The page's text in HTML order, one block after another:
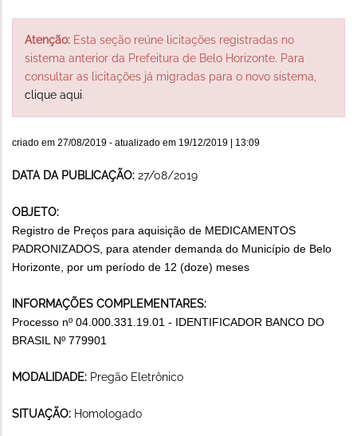
Atenção: Esta seção reúne licitações registradas no
sistema anterior da Prefeitura de Belo Horizonte. Para
consultar as licitações já migradas para o novo sistema,
clique aqui.
criado em 27/08/2019 - atualizado em 19/12/2019 | 13:09
DATA DA PUBLICAÇÃO: 27/08/2019
OBJETO:
Registro de Preços para aquisição de MEDICAMENTOS
PADRONIZADOS, para atender demanda do Município de Belo
Horizonte, por um período de 12 (doze) meses
INFORMAÇÕES COMPLEMENTARES:
Processo nº 04.000.331.19.01 - IDENTIFICADOR BANCO DO
BRASIL Nº 779901
MODALIDADE: Pregão Eletrônico
SITUAÇÃO: Homologado